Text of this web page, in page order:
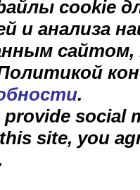
cookie
и анализа
.
social
site, you